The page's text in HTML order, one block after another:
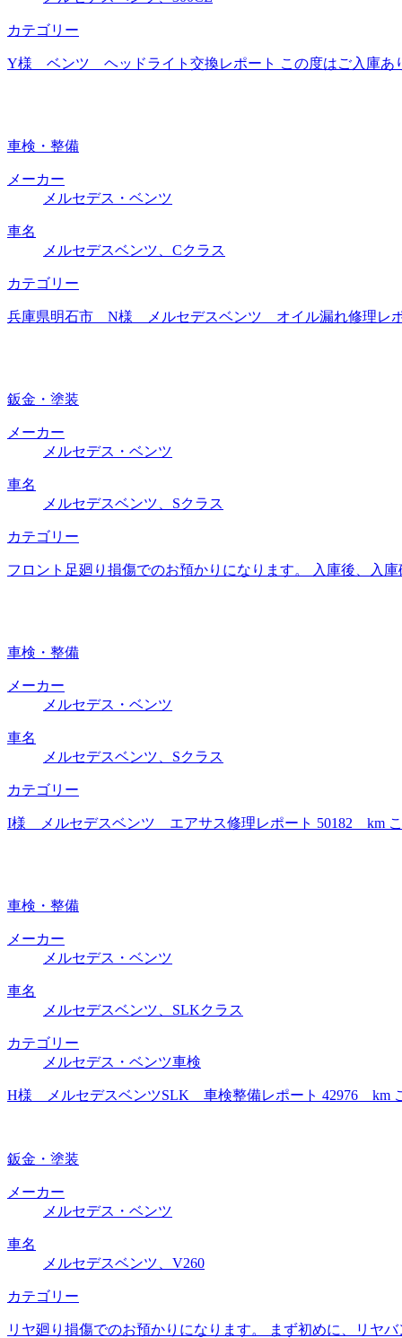
カテゴリー
Y様 ベンツ ヘッドライト交換レポート この度はご入庫あ
車検・整備
メーカー
メルセデス・ベンツ
車名
メルセデスベンツ、Cクラス
カテゴリー
兵庫県明石市 N様 メルセデスベンツ オイル漏れ修理レポ
鈑金・塗装
メーカー
メルセデス・ベンツ
車名
メルセデスベンツ、Sクラス
カテゴリー
フロント足廻り損傷でのお預かりになります。 入庫後、入
車検・整備
メーカー
メルセデス・ベンツ
車名
メルセデスベンツ、Sクラス
カテゴリー
I様 メルセデスベンツ エアサス修理レポート 50182 km こ
車検・整備
メーカー
メルセデス・ベンツ
車名
メルセデスベンツ、SLKクラス
カテゴリー
メルセデス・ベンツ車検
H様 メルセデスベンツSLK 車検整備レポート 42976 km
鈑金・塗装
メーカー
メルセデス・ベンツ
車名
メルセデスベンツ、V260
カテゴリー
リヤ廻り損傷でのお預かりになります。 まず初めに、リヤ